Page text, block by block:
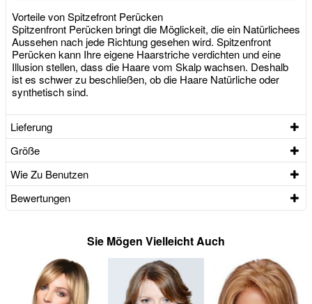
Vorteile von Spitzefront Perücken
Spitzenfront Perücken bringt die Möglickeit, die ein Natürlichees
Aussehen nach jede Richtung gesehen wird. Spitzenfront
Perücken kann Ihre eigene Haarstriche verdichten und eine
Illusion stellen, dass die Haare vom Skalp wachsen. Deshalb
ist es schwer zu beschließen, ob die Haare Natürliche oder
synthetisch sind.
Lieferung
Größe
Wie Zu Benutzen
Bewertungen
Sie Mögen Vielleicht Auch